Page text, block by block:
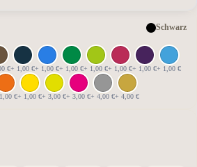
Schwarz
€+ 1,00 €+ 1,00 €+ 1,00 €+ 1,00 €+ 1,00 €+ 1,00 €+ 1,00 €
€+ 1,00 €+ 3,00 €+ 3,00 €+ 4,00 €+ 4,00 €